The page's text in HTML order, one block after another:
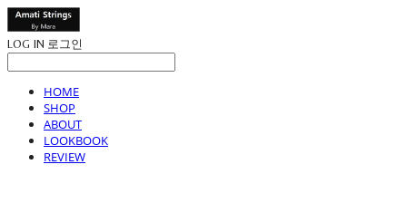
LOG IN 로그인
HOME
SHOP
ABOUT
LOOKBOOK
REVIEW